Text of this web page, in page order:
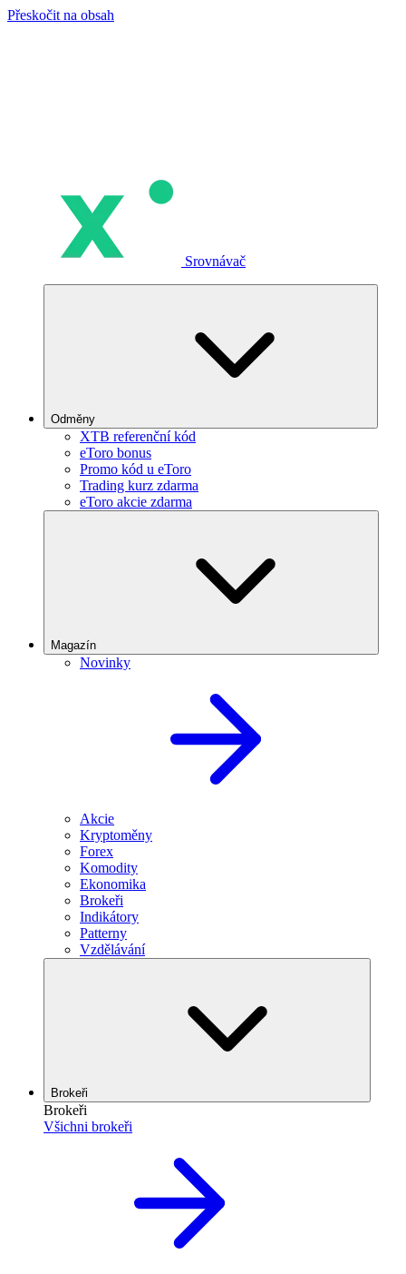
Přeskočit na obsah
Srovnávač
Odměny
XTB referenční kód
eToro bonus
Promo kód u eToro
Trading kurz zdarma
eToro akcie zdarma
Magazín
Novinky
Akcie
Kryptoměny
Forex
Komodity
Ekonomika
Brokeři
Indikátory
Patterny
Vzdělávání
Brokeři
Brokeři
Všichni brokeři